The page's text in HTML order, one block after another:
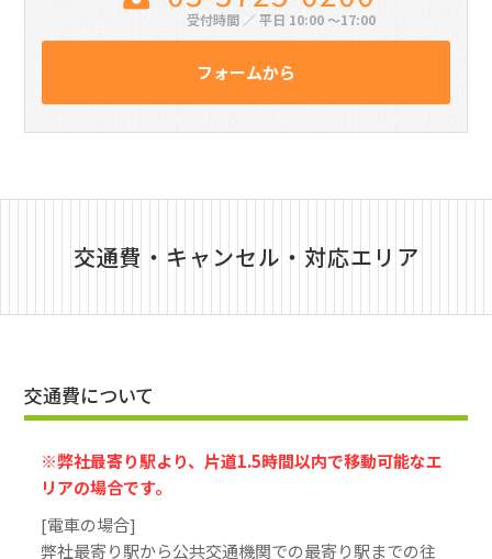
受付時間 ／ 平日 10:00 〜17:00
フォームから
交通費・キャンセル・対応エリア
交通費について
※弊社最寄り駅より、片道1.5時間以内で移動可能なエ
リアの場合です。
[電車の場合]
弊社最寄り駅から公共交通機関での最寄り駅までの往